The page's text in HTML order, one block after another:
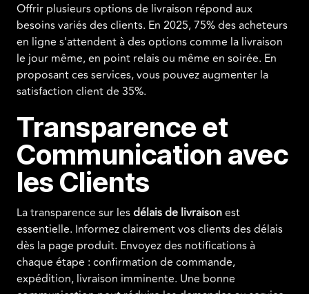
Offrir plusieurs options de livraison répond aux
besoins variés des clients. En 2025, 75% des acheteurs
en ligne s'attendent à des options comme la livraison
le jour même, en point relais ou même en soirée. En
proposant ces services, vous pouvez augmenter la
satisfaction client de 35%.
Transparence et
Communication avec
les Clients
La transparence sur lesdélais de livraisonest
essentielle. Informez clairement vos clients des délais
dès la page produit. Envoyez des notifications à
chaque étape : confirmation de commande,
expédition, livraison imminente. Une bonne